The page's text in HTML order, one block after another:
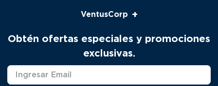
Seguimiento
Contacto
Solicitud Servicio Técnico
VentusCorp +
Productos
Marcas
Distribuidores
Obtén ofertas especiales y promociones
exclusivas.